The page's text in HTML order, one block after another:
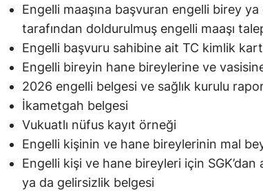
Engelli maaşına başvuran engelli birey
tarafından doldurulmuş engelli maaşı
Engelli başvuru sahibine ait TC kimlik
Engelli bireyin hane bireylerine ve
2026 engelli belgesi ve sağlık kurulu
İkametgah belgesi
Vukuatlı nüfus kayıt örneği
Engelli kişinin ve hane bireylerinin mal
Engelli kişi ve hane bireyleri için SGK’dan
ya da gelirsizlik belgesi